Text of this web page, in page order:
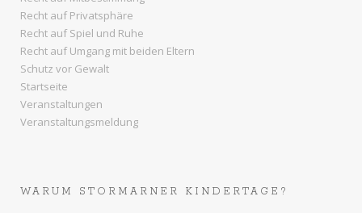
Recht auf Privatsphäre
Recht auf Spiel und Ruhe
Recht auf Umgang mit beiden Eltern
Schutz vor Gewalt
Startseite
Veranstaltungen
Veranstaltungsmeldung
WARUM STORMARNER KINDERTAGE?